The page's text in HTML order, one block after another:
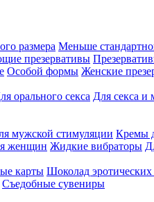
размера Меньше
презервативы
Особой формы Женские
орального секса Для секса и
мужской стимуляции Кремы
женщин Жидкие вибраторы
карты Шоколад
Съедобные сувениры